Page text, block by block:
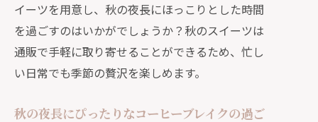
イーツを用意し、秋の夜長にほっこりとした時間
を過ごすのはいかがでしょうか？秋のスイーツは
通販で手軽に取り寄せることができるため、忙し
い日常でも季節の贅沢を楽しめます。
秋の夜長にぴったりなコーヒーブレイクの過ご